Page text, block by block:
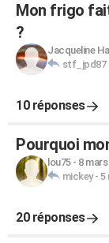
Mon frigo
?
Jacqueline
stf_jpd87
10 réponses
Pourquoi
lou75- 8 mars
mickey- 5
20 réponses